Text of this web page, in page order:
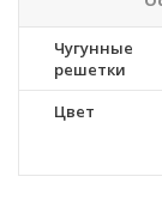
Чугунные
решетки
Цвет